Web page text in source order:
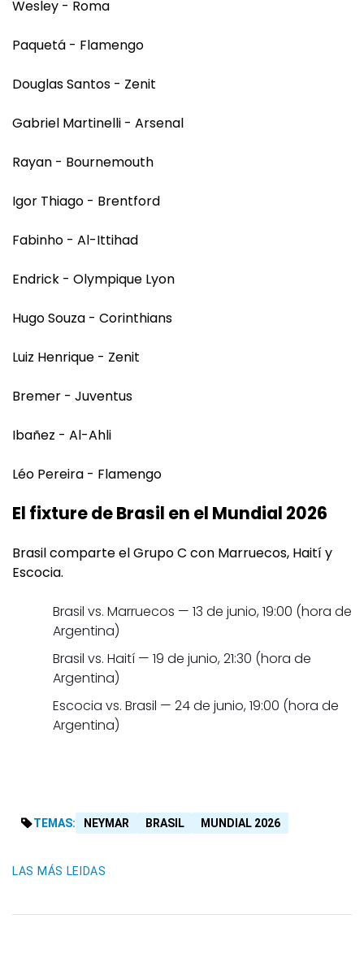
Wesley - Roma
Paquetá - Flamengo
Douglas Santos - Zenit
Gabriel Martinelli - Arsenal
Rayan - Bournemouth
Igor Thiago - Brentford
Fabinho - Al-Ittihad
Endrick - Olympique Lyon
Hugo Souza - Corinthians
Luiz Henrique - Zenit
Bremer - Juventus
Ibañez - Al-Ahli
Léo Pereira - Flamengo
El fixture de Brasil en el Mundial 2026
Brasil comparte el Grupo C con Marruecos, Haití y
Escocia.
Brasil vs. Marruecos — 13 de junio, 19:00 (hora de
Argentina)
Brasil vs. Haití — 19 de junio, 21:30 (hora de
Argentina)
Escocia vs. Brasil — 24 de junio, 19:00 (hora de
Argentina)
TEMAS: NEYMAR BRASIL MUNDIAL 2026
LAS MÁS LEIDAS